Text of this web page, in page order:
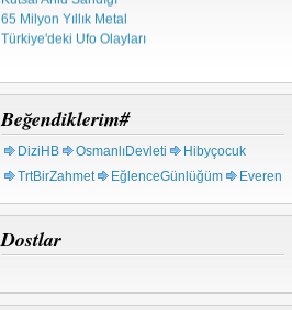
65 Milyon Yıllık Metal
Türkiye'deki Ufo Olayları
Beğendiklerim#
DiziHB OsmanlıDevleti
Hibyçocuk
TrtBirZahmet
EğlenceGünlüğüm Everen
Dostlar